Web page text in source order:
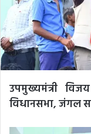
उपमुख्यमंत्री
विधानसभा, जंगल